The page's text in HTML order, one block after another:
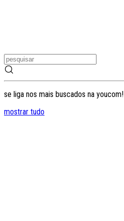
se liga nos mais buscados na youcom!
mostrar tudo